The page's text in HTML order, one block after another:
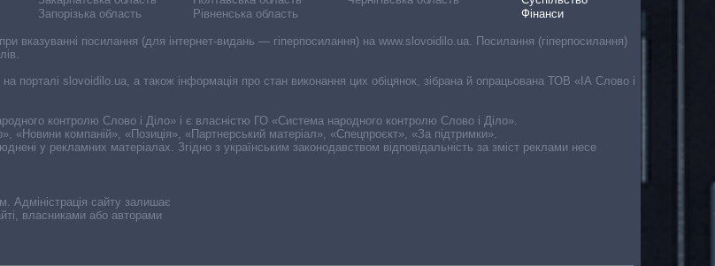
Запорізька область
Рівненська область
Фінанси
Адміністрація сайту залишає
власниками або авторами
вказуванні посилання (для інтернет-видань — гіперпосилання) на www.slovoidilo.ua. Посилання (гіперпосилання)
на порталі slovoidilo.ua, а також інформація про стан виконання цих обіцянок, зібрана й опрацьована ТОВ «ІА Слово і
контролю Слово і Діло» і є власністю ГО «Система народного контролю Слово і Діло».
«Новини компаній», «Позиція», «Партнерський матеріал», «Спецпроєкт», «За підтримки».
у рекламних матеріалах. Згідно з українським законодавством відповідальність за зміст реклами несе